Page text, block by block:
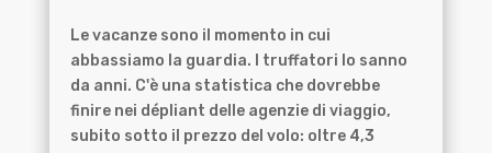
Le vacanze sono il momento in cui
abbassiamo la guardia. I truffatori lo sanno
da anni. C'è una statistica che dovrebbe
finire nei dépliant delle agenzie di viaggio,
subito sotto il prezzo del volo: oltre 4,3